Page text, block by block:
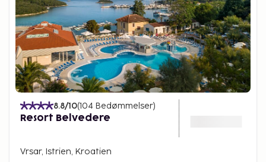
8.8/10(104 Bedømmelser)
Resort Belvedere
Vrsar, Istrien, Kroatien